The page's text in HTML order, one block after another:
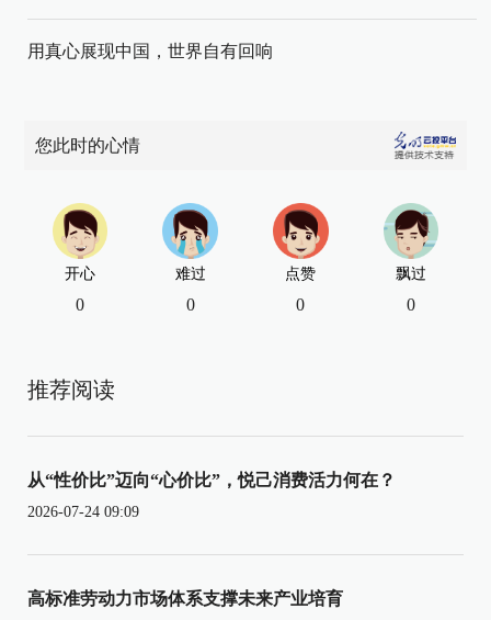
用真心展现中国，世界自有回响
您此时的心情
开心
0
难过
0
点赞
0
飘过
0
推荐阅读
从“性价比”迈向“心价比”，悦己消费活力何在？
2026-07-24 09:09
高标准劳动力市场体系支撑未来产业培育